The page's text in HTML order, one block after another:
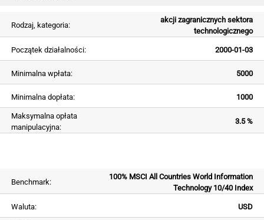
Rodzaj, kategoria:
akcji zagranicznych sektora
technologicznego
Początek działalności: 2000-01-03
Minimalna wpłata: 5000
Minimalna dopłata: 1000
Maksymalna opłata
manipulacyjna:
3.5 %
Benchmark:
100% MSCI All Countries World Information
Technology 10/40 Index
Waluta: USD